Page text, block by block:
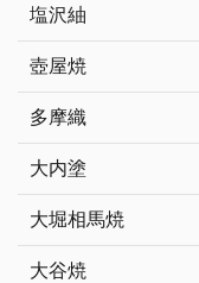
塩沢紬
壺屋焼
多摩織
大内塗
大堀相馬焼
大谷焼